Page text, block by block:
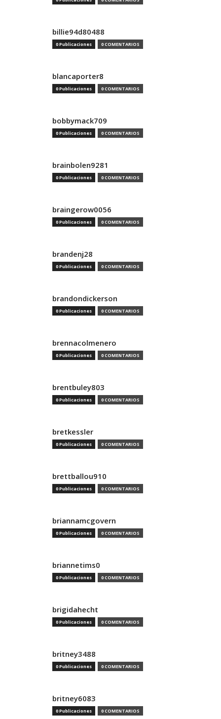
billie94d80488
0 Publicaciones 0 COMENTARIOS
blancaporter8
0 Publicaciones 0 COMENTARIOS
bobbymack709
0 Publicaciones 0 COMENTARIOS
brainbolen9281
0 Publicaciones 0 COMENTARIOS
braingerow0056
0 Publicaciones 0 COMENTARIOS
brandenj28
0 Publicaciones 0 COMENTARIOS
brandondickerson
0 Publicaciones 0 COMENTARIOS
brennacolmenero
0 Publicaciones 0 COMENTARIOS
brentbuley803
0 Publicaciones 0 COMENTARIOS
bretkessler
0 Publicaciones 0 COMENTARIOS
brettballou910
0 Publicaciones 0 COMENTARIOS
briannamcgovern
0 Publicaciones 0 COMENTARIOS
briannetims0
0 Publicaciones 0 COMENTARIOS
brigidahecht
0 Publicaciones 0 COMENTARIOS
britney3488
0 Publicaciones 0 COMENTARIOS
britney6083
0 Publicaciones 0 COMENTARIOS